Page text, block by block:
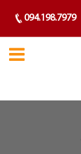
094.198.7979